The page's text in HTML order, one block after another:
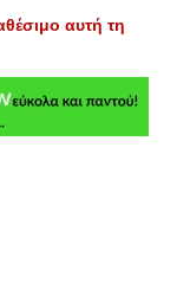
αυτή τη